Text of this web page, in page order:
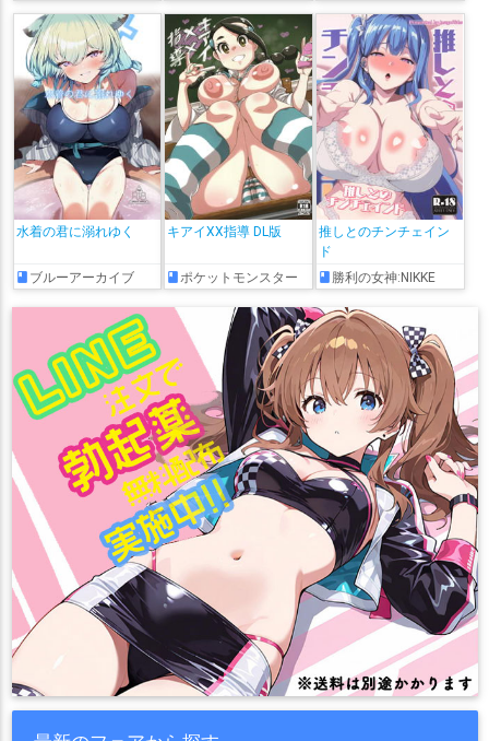
水着の君に溺れゆく
ブルーアーカイブ
キアイXX指導 DL版
ポケットモンスター
推しとのチンチェイン
ド
勝利の女神:NIKKE